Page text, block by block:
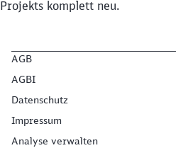
Projekts komplett neu.
AGB
AGBI
Datenschutz
Impressum
Analyse verwalten